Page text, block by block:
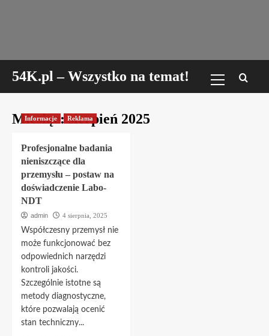
54K.pl – Wszystko na temat!
główne
Miesiąc:sierpień 2025
Informacje Reklama
Profesjonalne badania
nieniszczące dla
przemysłu – postaw na
doświadczenie Labo-
NDT
admin 4 sierpnia, 2025
Współczesny przemysł nie
może funkcjonować bez
odpowiednich narzędzi
kontroli jakości.
Szczególnie istotne są
metody diagnostyczne,
które pozwalają ocenić
stan techniczny...